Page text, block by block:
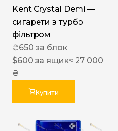
Kent Crystal Demi —
сигарети з турбо
фільтром
₴650 за блок
$600 за ящик≈ 27 000
₴
Купити